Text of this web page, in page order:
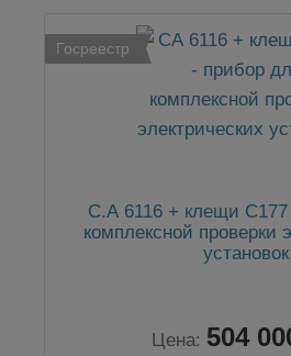
Госреестр
С.А 6116 + клещи
комплексной проверки
установок
Цена: 504